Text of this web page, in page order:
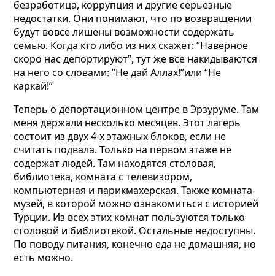
безработица, коррупция и другие серьезные
недостатки. Они понимают, что по возвращении
будут вовсе лишены возможности содержать
семью. Когда кто либо из них скажет: ”Наверное
скоро нас депортируют”, тут же все накидываются
на него со словами: ”Не дай Аллах!”или “Не
каркай!”
Теперь о депортационном центре в Эрзуруме. Там
меня держали несколько месяцев. Этот лагерь
состоит из двух 4-х этажных блоков, если не
считать подвала. Только на первом этаже не
содержат людей. Там находятся столовая,
библиотека, комната с телевизором,
компьютерная и парикмахерская. Также комната-
музей, в которой можно ознакомиться с историей
Турции. Из всех этих комнат пользуются только
столовой и библиотекой. Остальные недоступны.
По поводу питания, конечно еда не домашняя, но
есть можно.